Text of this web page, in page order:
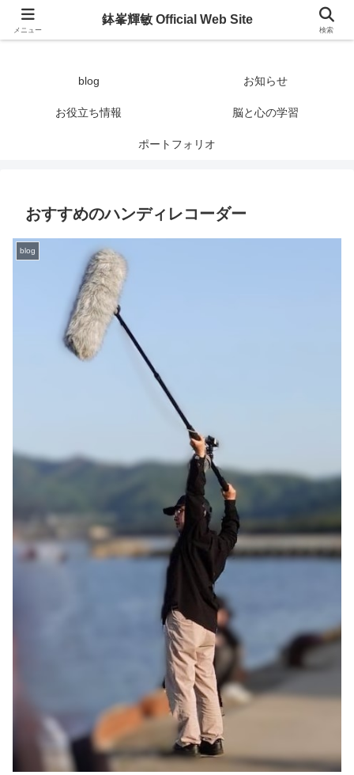
鉢峯輝敏 Official Web Site
blog お知らせ
お役立ち情報 脳と心の学習
ポートフォリオ
おすすめのハンディレコーダー
blog
メニュー
鉢峯輝敏 Official Web Site
検索